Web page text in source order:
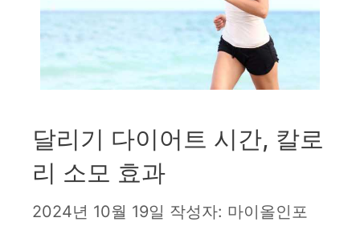
달리기 다이어트 시간, 칼로
리 소모 효과
2024년 10월 19일 작성자: 마이올인포